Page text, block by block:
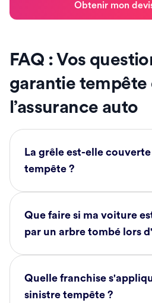
Obtenir mon
FAQ : Vos
garantie tempête
l’assurance auto
La grêle est-elle
tempête ?
Que faire si ma voiture
par un arbre tombé lors
Quelle franchise
sinistre tempête ?